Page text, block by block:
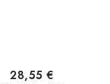
28,55 €